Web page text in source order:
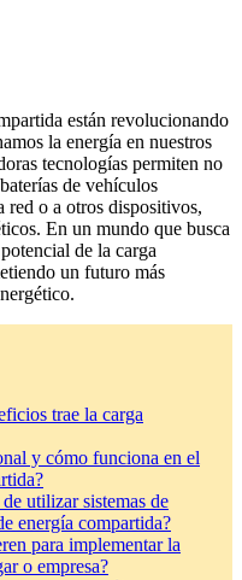
están revolucionando
la energía en nuestros
tecnologías permiten no
de vehículos
red o a otros dispositivos,
En un mundo que busca
de la carga
un futuro más
trae la carga
y cómo funciona en el
utilizar sistemas de
energía compartida?
para implementar la
o empresa?